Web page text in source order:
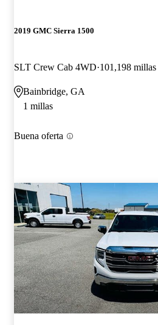
2019 GMC Sierra 1500
SLT Crew Cab 4WD 101,198 millas
Bainbridge, GA
1 millas
Buena oferta